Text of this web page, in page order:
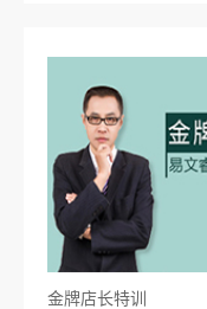
金牌店长特训